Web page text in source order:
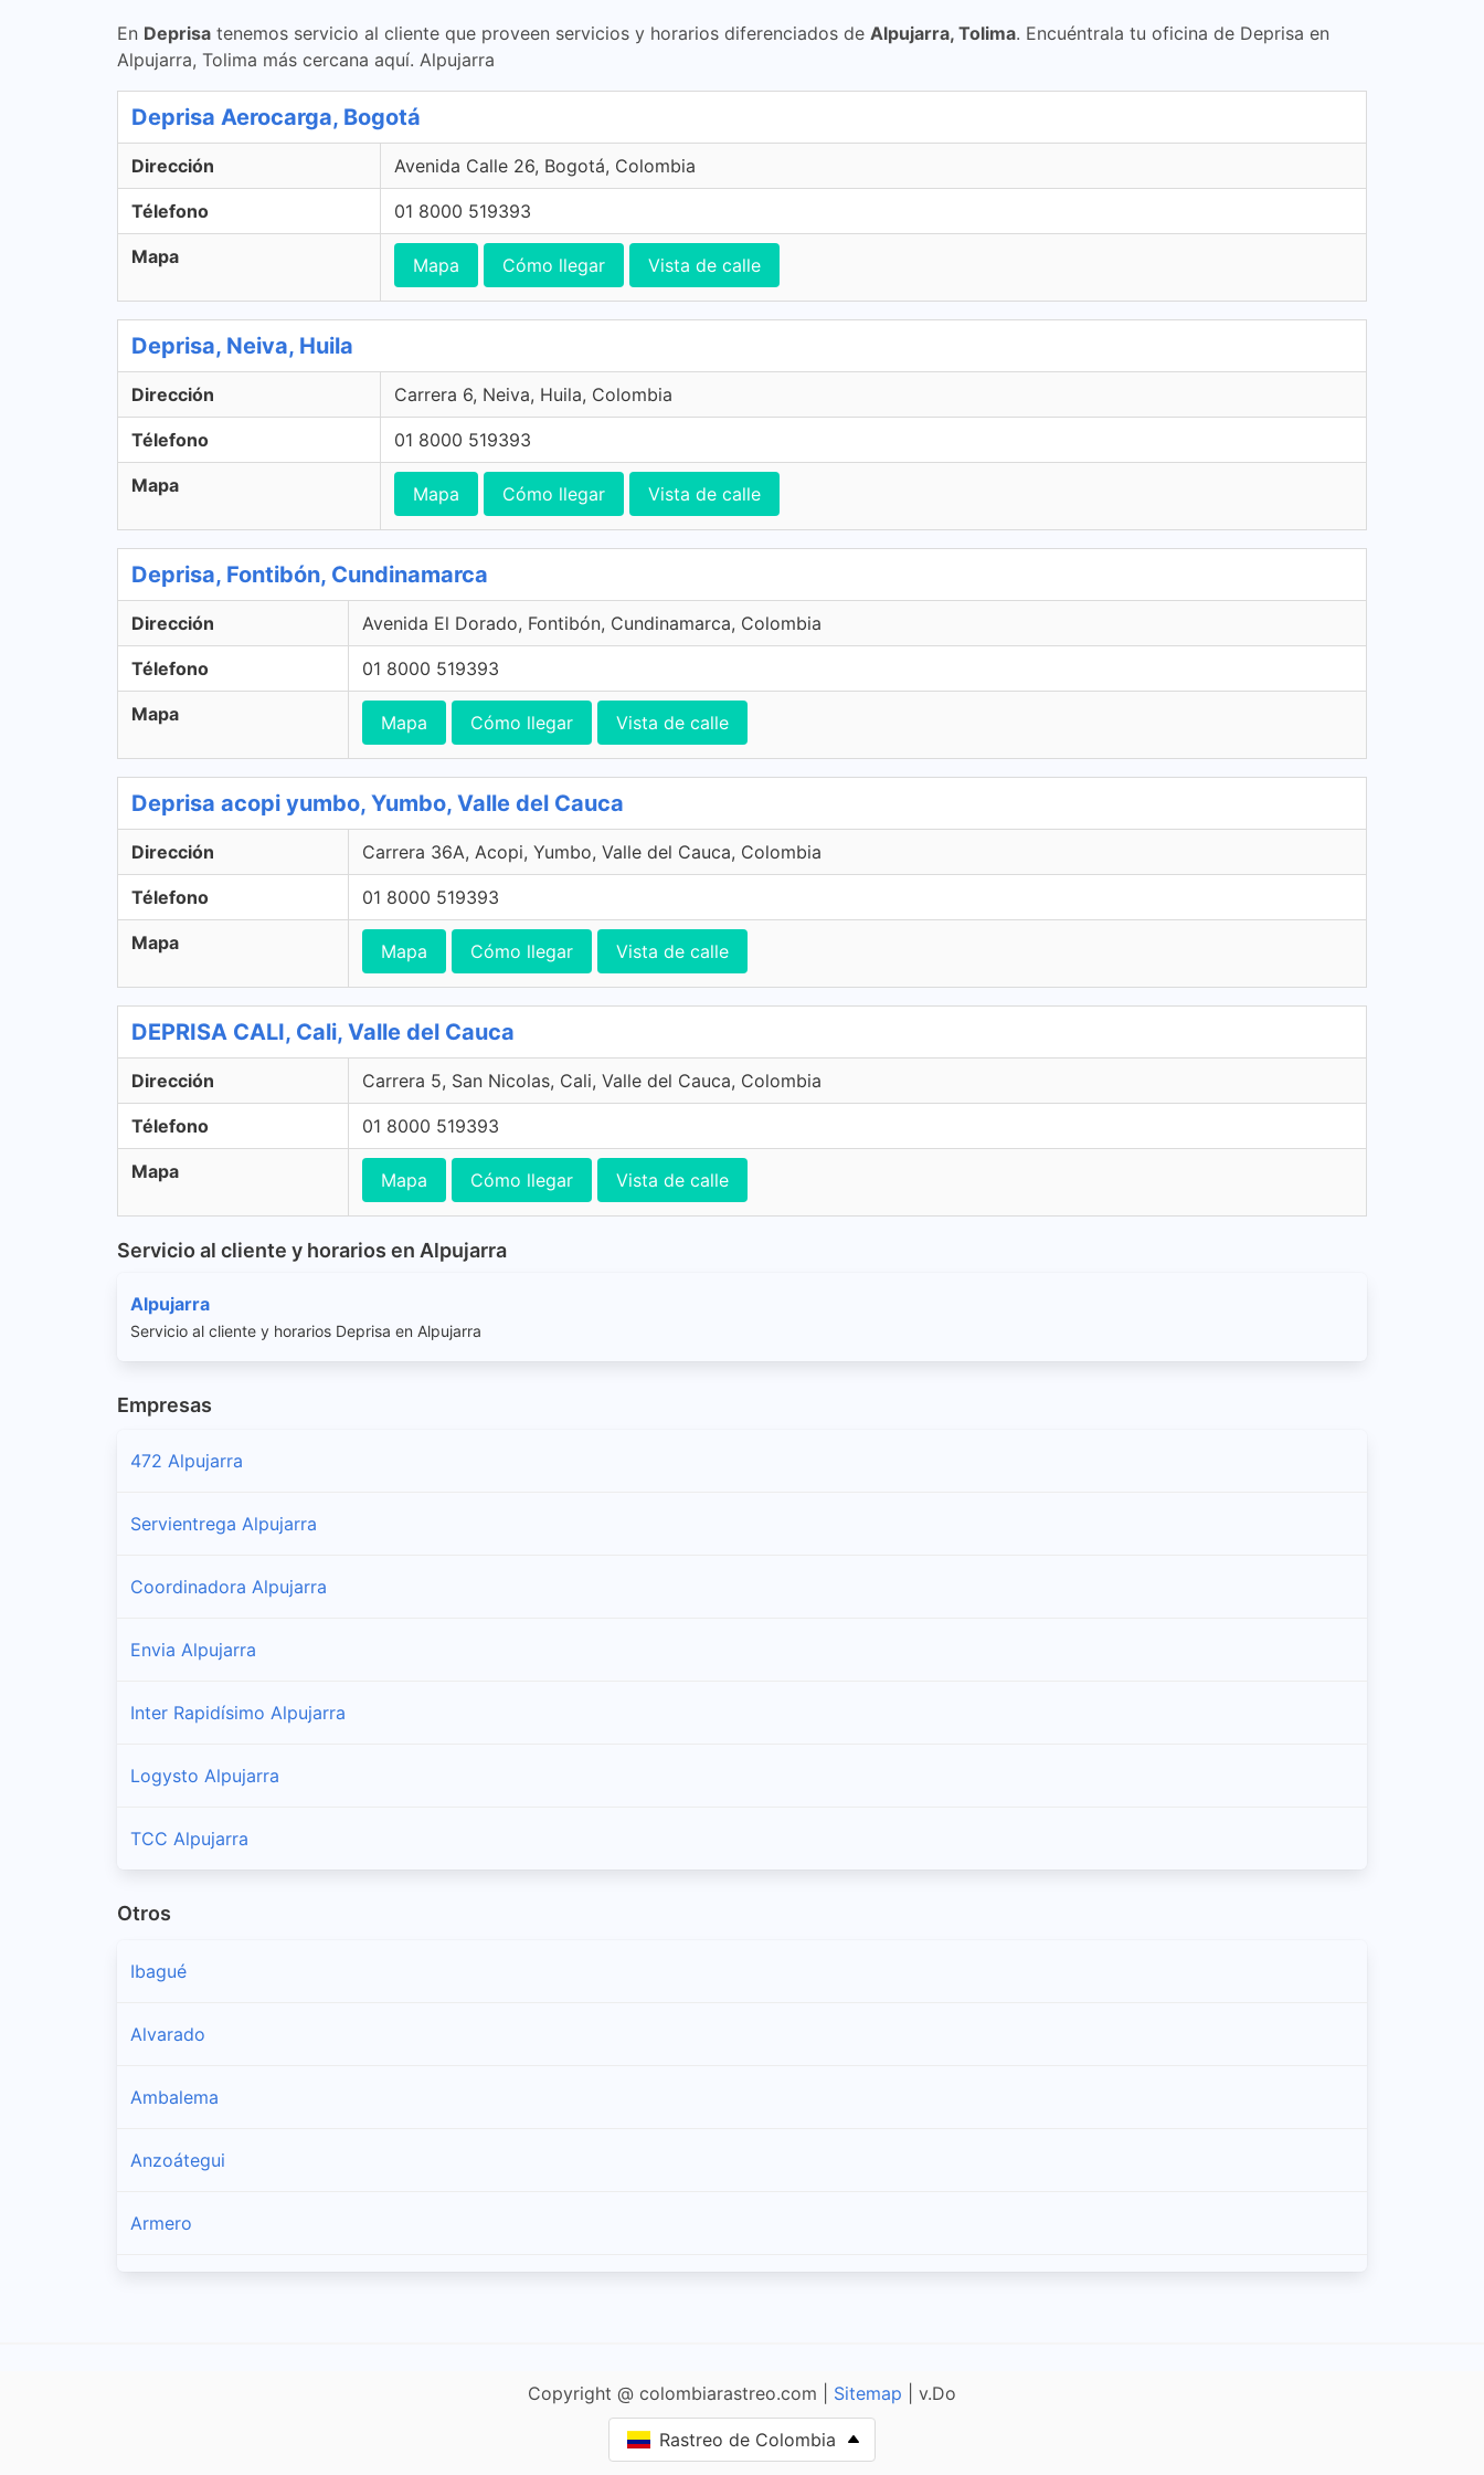
En Deprisa tenemos servicio al cliente que proveen servicios y horarios diferenciados de Alpujarra, Tolima. Encuéntrala tu oficina de Deprisa en
Alpujarra, Tolima más cercana aquí. Alpujarra
Deprisa Aerocarga, Bogotá
Dirección Avenida Calle 26, Bogotá, Colombia
Télefono 01 8000 519393
Mapa Mapa Cómo llegar Vista de calle
Deprisa, Neiva, Huila
Dirección Carrera 6, Neiva, Huila, Colombia
Télefono 01 8000 519393
Mapa Mapa Cómo llegar Vista de calle
Deprisa, Fontibón, Cundinamarca
Dirección Avenida El Dorado, Fontibón, Cundinamarca, Colombia
Télefono 01 8000 519393
Mapa Mapa Cómo llegar Vista de calle
Deprisa acopi yumbo, Yumbo, Valle del Cauca
Dirección Carrera 36A, Acopi, Yumbo, Valle del Cauca, Colombia
Télefono 01 8000 519393
Mapa Mapa Cómo llegar Vista de calle
DEPRISA CALI, Cali, Valle del Cauca
Dirección Carrera 5, San Nicolas, Cali, Valle del Cauca, Colombia
Télefono 01 8000 519393
Mapa Mapa Cómo llegar Vista de calle
Servicio al cliente y horarios en Alpujarra
Alpujarra
Servicio al cliente y horarios Deprisa en Alpujarra
Empresas
472 Alpujarra
Servientrega Alpujarra
Coordinadora Alpujarra
Envia Alpujarra
Inter Rapidísimo Alpujarra
Logysto Alpujarra
TCC Alpujarra
Otros
Ibagué
Alvarado
Ambalema
Anzoátegui
Armero
Copyright @ colombiarastreo.com | Sitemap | v.Do
Rastreo de Colombia